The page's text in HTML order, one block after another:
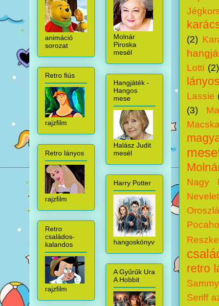
(2)
Lotti (2)
Lassie
(3)
Nagy
retro
Seriff
animáció
sorozat
Retro fiús
rajzfilm
Retro lányos
rajzfilm
Retro
családos-
kalandos
rajzfilm
Molnár
Piroska
mesél
Hangjáték -
Hangos
mese
Halász Judit
mesél
Harry Potter
hangoskönyv
A Gyűrűk Ura
A Hobbit